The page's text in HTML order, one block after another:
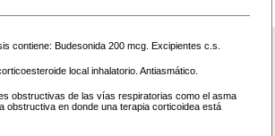
contiene: Budesonida 200 mcg. Excipientes c.s.
local inhalatorio. Antiasmático.
obstructivas de las vías respiratorias como el asma
obstructiva en donde una terapia corticoidea está